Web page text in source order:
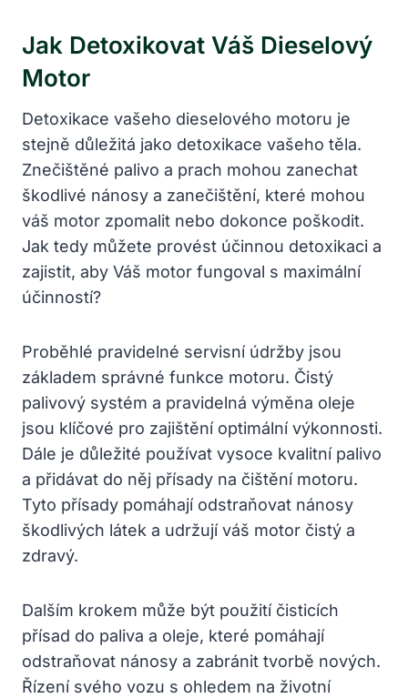
Jak Detoxikovat Váš Dieselový
Motor
Detoxikace vašeho dieselového motoru je
stejně důležitá jako detoxikace vašeho těla.
Znečištěné palivo a prach mohou zanechat
škodlivé nánosy a zanečištění, které mohou
váš motor zpomalit nebo dokonce poškodit.
Jak tedy můžete provést účinnou detoxikaci a
zajistit, aby Váš motor fungoval s maximální
účinností?
Proběhlé pravidelné servisní údržby jsou
základem správné funkce motoru. Čistý
palivový systém a pravidelná výměna oleje
jsou klíčové pro zajištění optimální výkonnosti.
Dále je důležité používat vysoce kvalitní palivo
a přidávat do něj přísady na čištění motoru.
Tyto přísady pomáhají odstraňovat nánosy
škodlivých látek a udržují váš motor čistý a
zdravý.
Dalším krokem může být použití čisticích
přísad do paliva a oleje, které pomáhají
odstraňovat nánosy a zabránit tvorbě nových.
Řízení svého vozu s ohledem na životní